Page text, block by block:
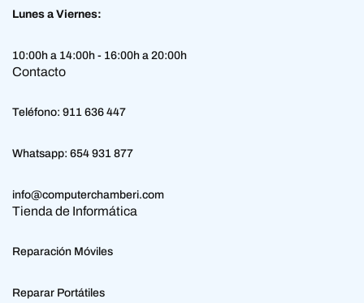
Lunes a Viernes:
10:00h a 14:00h - 16:00h a 20:00h
Contacto
Teléfono: 911 636 447
Whatsapp: 654 931 877
info@computerchamberi.com
Tienda de Informática
Reparación Móviles
Reparar Portátiles